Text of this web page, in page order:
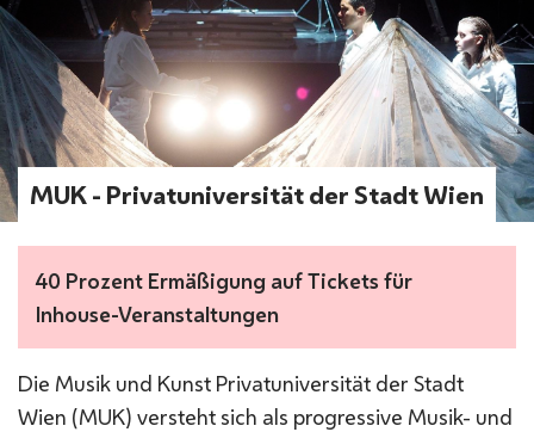
MUK - Privatuniversität der Stadt Wien
40 Prozent Ermäßigung auf Tickets für
Inhouse-Veranstaltungen
Die Musik und Kunst Privatuniversität der Stadt
Wien (MUK) versteht sich als progressive Musik- und